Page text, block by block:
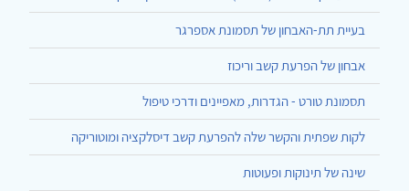
בעיית תת-האבחון של תסמונת אספרגר
אבחון של הפרעת קשב וריכוז
תסמונת טורט - הגדרות, מאפיינים ודרכי טיפול
לקות שפתית והקשר שלה להפרעת קשב דיסלקציה ומוטוריקה
שינה של תינוקות ופעוטות